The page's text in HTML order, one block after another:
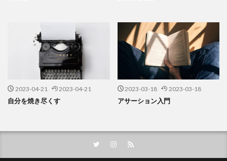
2023-04-21 2023-04-21
自分を焼き尽くす
2023-03-18 2023-03-18
アサーション入門